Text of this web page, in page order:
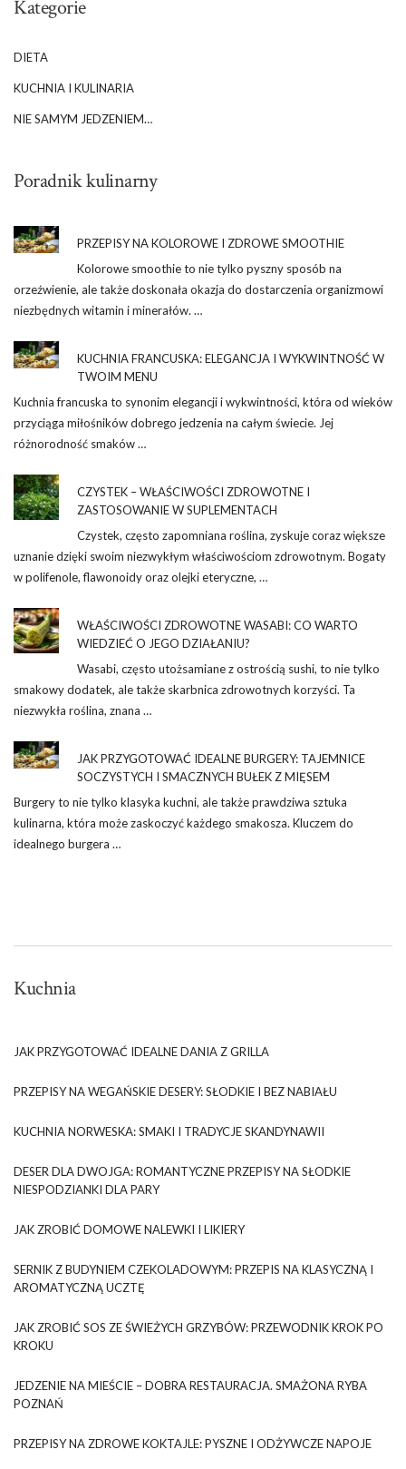
Kategorie
DIETA
KUCHNIA I KULINARIA
NIE SAMYM JEDZENIEM…
Poradnik kulinarny
PRZEPISY NA KOLOROWE I ZDROWE SMOOTHIE
Kolorowe smoothie to nie tylko pyszny sposób na
orzeźwienie, ale także doskonała okazja do dostarczenia organizmowi
niezbędnych witamin i minerałów. …
KUCHNIA FRANCUSKA: ELEGANCJA I WYKWINTNOŚĆ W
TWOIM MENU
Kuchnia francuska to synonim elegancji i wykwintności, która od wieków
przyciąga miłośników dobrego jedzenia na całym świecie. Jej
różnorodność smaków …
CZYSTEK – WŁAŚCIWOŚCI ZDROWOTNE I
ZASTOSOWANIE W SUPLEMENTACH
Czystek, często zapomniana roślina, zyskuje coraz większe
uznanie dzięki swoim niezwykłym właściwościom zdrowotnym. Bogaty
w polifenole, flawonoidy oraz olejki eteryczne, …
WŁAŚCIWOŚCI ZDROWOTNE WASABI: CO WARTO
WIEDZIEĆ O JEGO DZIAŁANIU?
Wasabi, często utożsamiane z ostrością sushi, to nie tylko
smakowy dodatek, ale także skarbnica zdrowotnych korzyści. Ta
niezwykła roślina, znana …
JAK PRZYGOTOWAĆ IDEALNE BURGERY: TAJEMNICE
SOCZYSTYCH I SMACZNYCH BUŁEK Z MIĘSEM
Burgery to nie tylko klasyka kuchni, ale także prawdziwa sztuka
kulinarna, która może zaskoczyć każdego smakosza. Kluczem do
idealnego burgera …
Kuchnia
JAK PRZYGOTOWAĆ IDEALNE DANIA Z GRILLA
PRZEPISY NA WEGAŃSKIE DESERY: SŁODKIE I BEZ NABIAŁU
KUCHNIA NORWESKA: SMAKI I TRADYCJE SKANDYNAWII
DESER DLA DWOJGA: ROMANTYCZNE PRZEPISY NA SŁODKIE
NIESPODZIANKI DLA PARY
JAK ZROBIĆ DOMOWE NALEWKI I LIKIERY
SERNIK Z BUDYNIEM CZEKOLADOWYM: PRZEPIS NA KLASYCZNĄ I
AROMATYCZNĄ UCZTĘ
JAK ZROBIĆ SOS ZE ŚWIEŻYCH GRZYBÓW: PRZEWODNIK KROK PO
KROKU
JEDZENIE NA MIEŚCIE – DOBRA RESTAURACJA. SMAŻONA RYBA
POZNAŃ
PRZEPISY NA ZDROWE KOKTAJLE: PYSZNE I ODŻYWCZE NAPOJE